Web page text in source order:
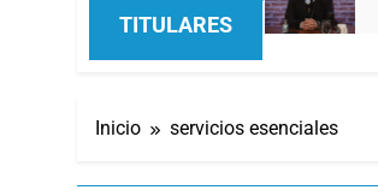
TITULARES
10 Horas Atrás
Inicio servicios esenciales